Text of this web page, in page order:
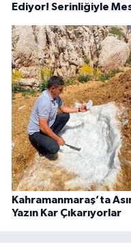
Ediyor! Serinliğiyle
Kahramanmaraş’ta
Yazın Kar Çıkarıyorlar